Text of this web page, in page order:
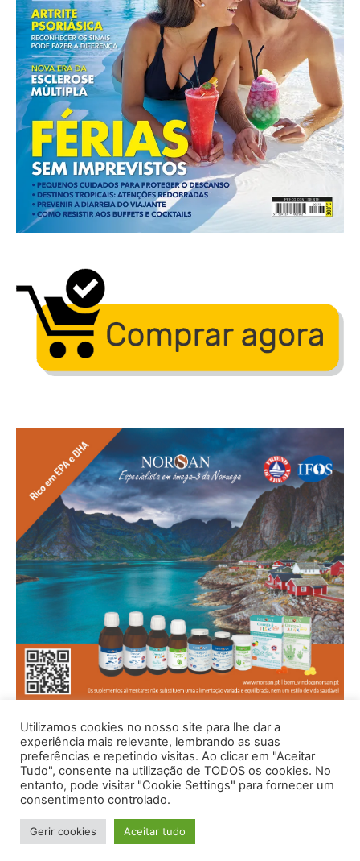
© 1996 - 2026 -Saúde e Bem Estar - Hosted and Designed By
Utilizamos cookies no nosso site para lhe dar a
experiência mais relevante, lembrando as suas
preferências e repetindo visitas. Ao clicar em "Aceitar
Tudo", consente na utilização de TODOS os cookies. No
entanto, pode visitar "Cookie Settings" para fornecer um
consentimento controlado.
Gerir cookies Aceitar tudo